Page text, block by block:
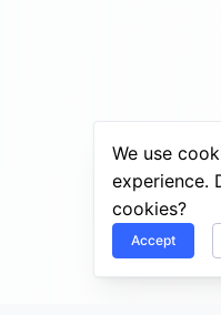
We use
experience.
cookies?
Accept